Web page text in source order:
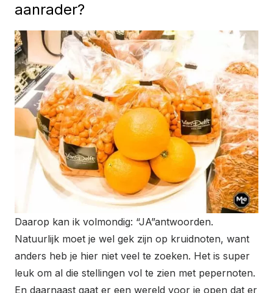
aanrader?
Daarop kan ik volmondig: “JA”antwoorden.
Natuurlijk moet je wel gek zijn op kruidnoten, want
anders heb je hier niet veel te zoeken. Het is super
leuk om al die stellingen vol te zien met pepernoten.
En daarnaast gaat er een wereld voor je open dat er